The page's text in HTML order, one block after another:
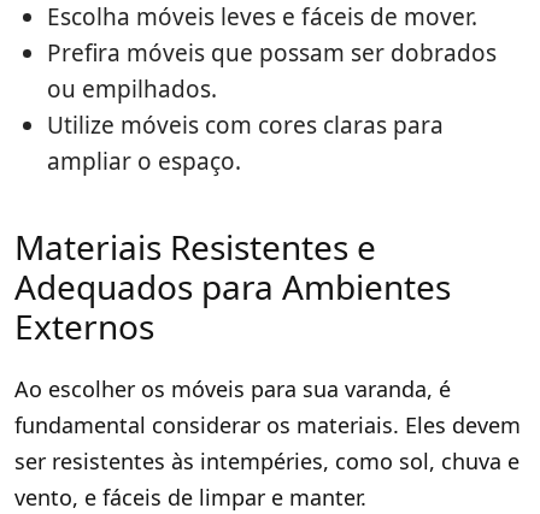
Escolha móveis leves e fáceis de mover.
Prefira móveis que possam ser dobrados
ou empilhados.
Utilize móveis com cores claras para
ampliar o espaço.
Materiais Resistentes e
Adequados para Ambientes
Externos
Ao escolher os móveis para sua varanda, é
fundamental considerar os materiais. Eles devem
ser resistentes às intempéries, como sol, chuva e
vento, e fáceis de limpar e manter.